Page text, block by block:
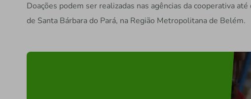
Doações podem ser realizadas nas agências da cooperativa
de Santa Bárbara do Pará, na Região Metropolitana de Belém.